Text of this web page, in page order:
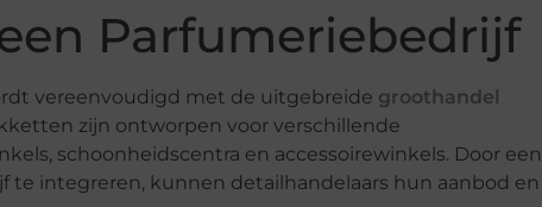
Parfumeriebedrijf
vereenvoudigd met de uitgebreide groothandel
zijn ontworpen voor verschillende
schoonheidscentra en accessoirewinkels. Door
te integreren, kunnen detailhandelaars hun aanbod en